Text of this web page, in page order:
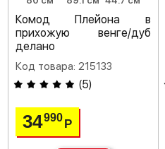
Комод Плейона в
прихожую венге/дуб
делано
Код товара: 215133
(5)
34990Р